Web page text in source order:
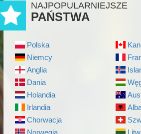
NAJPOPULARNIEJSZE
PAŃSTWA
Polska
Niemcy
Anglia
Dania
Holandia
Irlandia
Chorwacja
Norwegia